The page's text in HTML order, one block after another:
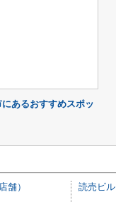
あるおすすめスポッ
舗） 読売ビル